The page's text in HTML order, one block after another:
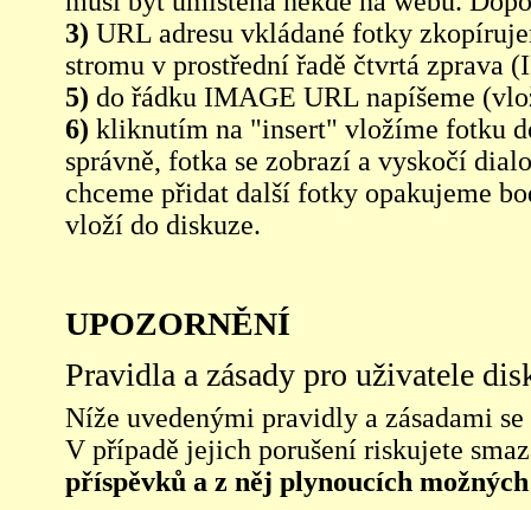
3) URL adresu vkládané fotky
stromu v prostřední řadě čtvrtá zprava
5) do řádku IMAGE URL napíšeme
6) kliknutím na "insert" vložíme fotku
správně, fotka se zobrazí a vyskočí
chceme přidat další fotky opakujeme
vloží do diskuze.
UPOZORNĚNÍ
Pravidla a zásady pro uživatele
Níže uvedenými pravidly a zásadami
V případě jejich porušení riskujete
příspěvků a z něj plynoucích